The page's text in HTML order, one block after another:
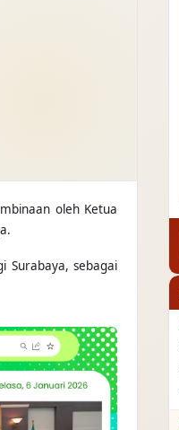
oleh Ketua
Surabaya, sebagai